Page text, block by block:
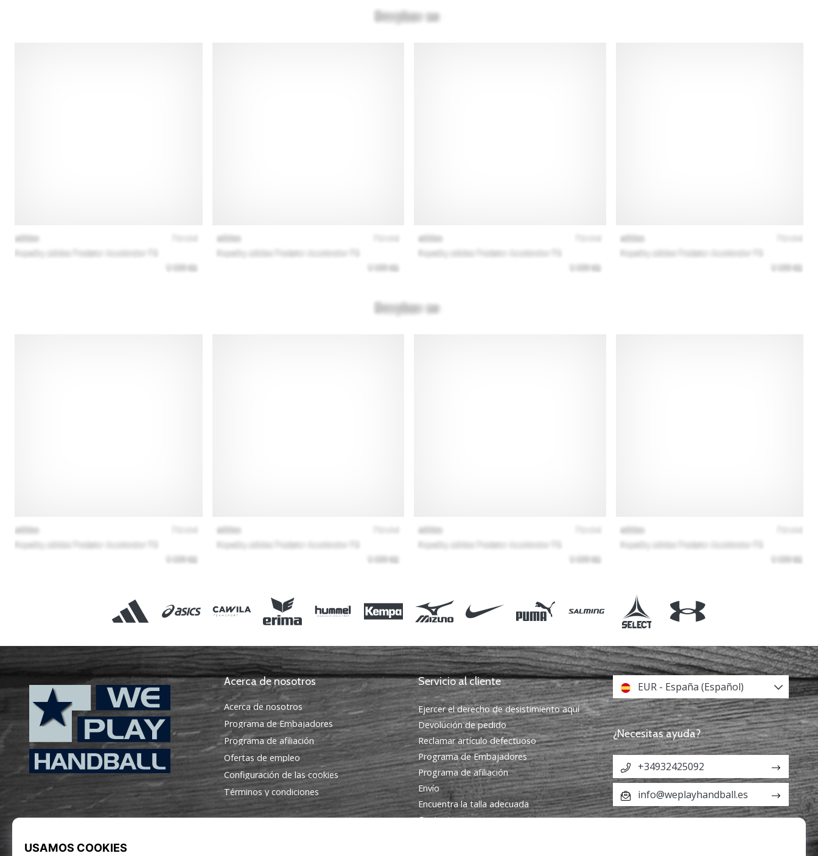
WePlayHandball.es
Acerca de nosotros
Acerca de nosotros
Programa de Embajadores
Programa de afiliación
Ofertas de empleo
Configuración de las cookies
Términos y condiciones
Servicio al cliente
Ejercer el derecho de desistimiento aquí
Devolución de pedido
Reclamar artículo defectuoso
Programa de Embajadores
Programa de afiliación
Envío
Encuentra la talla adecuada
Contacto
EUR - España (Español)
¿Necesitas ayuda?
+34932425092
info@weplayhandball.es